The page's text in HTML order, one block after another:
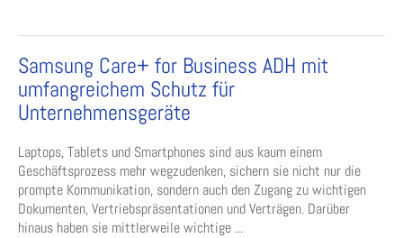
Samsung Care+ for Business ADH mit
umfangreichem Schutz für
Unternehmensgeräte
Laptops, Tablets und Smartphones sind aus kaum einem
Geschäftsprozess mehr wegzudenken, sichern sie nicht nur die
prompte Kommunikation, sondern auch den Zugang zu wichtigen
Dokumenten, Vertriebspräsentationen und Verträgen. Darüber
hinaus haben sie mittlerweile wichtige ...